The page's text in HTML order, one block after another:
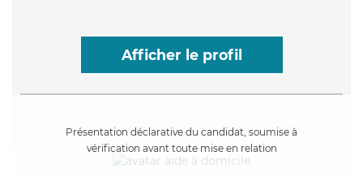
Afficher le profil
Présentation déclarative du candidat, soumise à
vérification avant toute mise en relation